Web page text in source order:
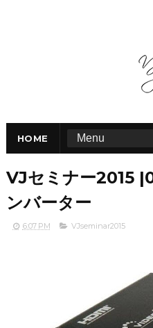
HOME
VJセミナー2015
ンバーター
6:07 PM VJseminar2015